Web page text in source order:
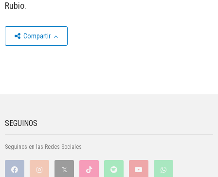
Rubio.
Compartir
SEGUINOS
Seguinos en las Redes Sociales